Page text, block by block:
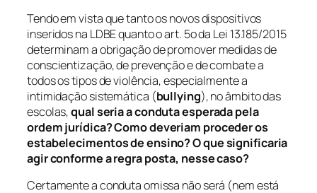
Tendo em vista que tanto os novos dispositivos
inseridos na LDBE quanto o art. 5o da Lei 13.185/2015
determinam a obrigação de promovermedidas de
conscientização, de prevenção e de combate a
todos os tipos de violência, especialmente a
intimidação sistemática (bullying), no âmbito das
escolas,qual seria a conduta esperada pela
ordem jurídica? Como deveriam proceder os
estabelecimentos de ensino? O que significaria
agir conforme a regra posta, nesse caso?
Certamente a conduta omissa não será (nem está